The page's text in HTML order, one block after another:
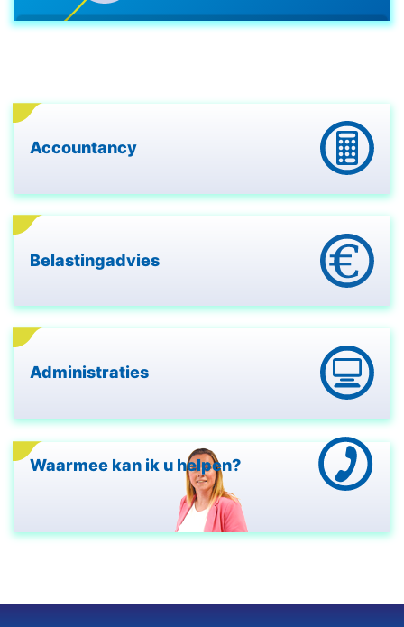
Accountancy
Belastingadvies
Administraties
Waarmee kan ik u helpen?